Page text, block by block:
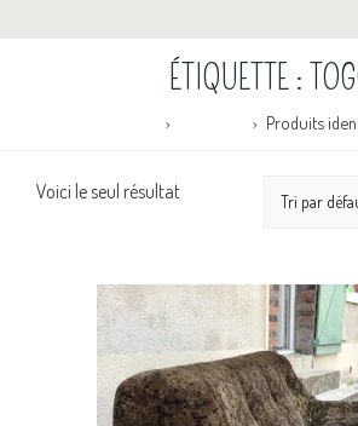
ÉTIQUETTE :
Produits
Voici le seul résultat